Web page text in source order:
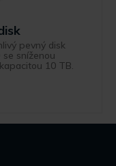
pevný disk
sníženou
10 TB.